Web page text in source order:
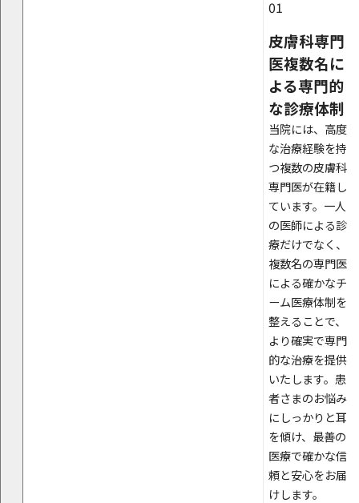
01
皮膚科専門
医複数名に
よる専門的
な診療体制
当院には、高度
な治療経験を持
つ複数の皮膚科
専門医が在籍し
ています。一人
の医師による診
療だけでなく、
複数名の専門医
による確かなチ
ーム医療体制を
整えることで、
より確実で専門
的な治療を提供
いたします。患
者さまのお悩み
にしっかりと耳
を傾け、最善の
医療で確かな信
頼と安心をお届
けします。